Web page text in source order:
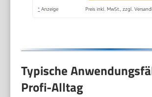
Scheinwerfer
* Anzeige Preis inkl. MwSt., zzgl.
Typische
Profi-Alltag